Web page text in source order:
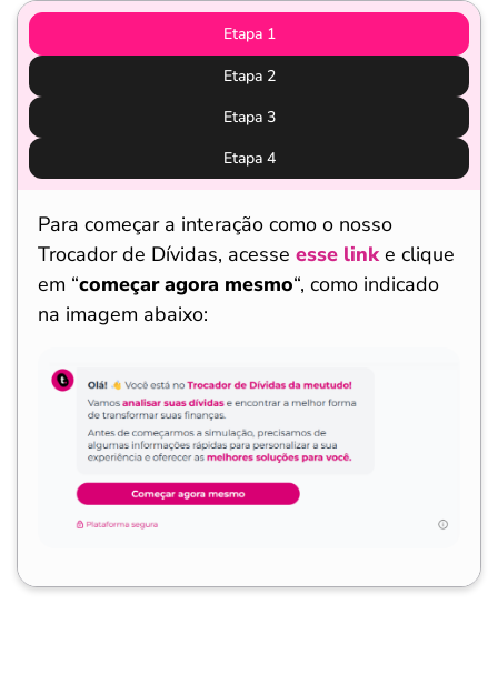
Etapa 1
Etapa 2
Etapa 3
Etapa 4
Para começar a interação como o nosso
Trocador de Dívidas, acesse esse linke clique
em “começar agora mesmo“, como indicado
na imagem abaixo: